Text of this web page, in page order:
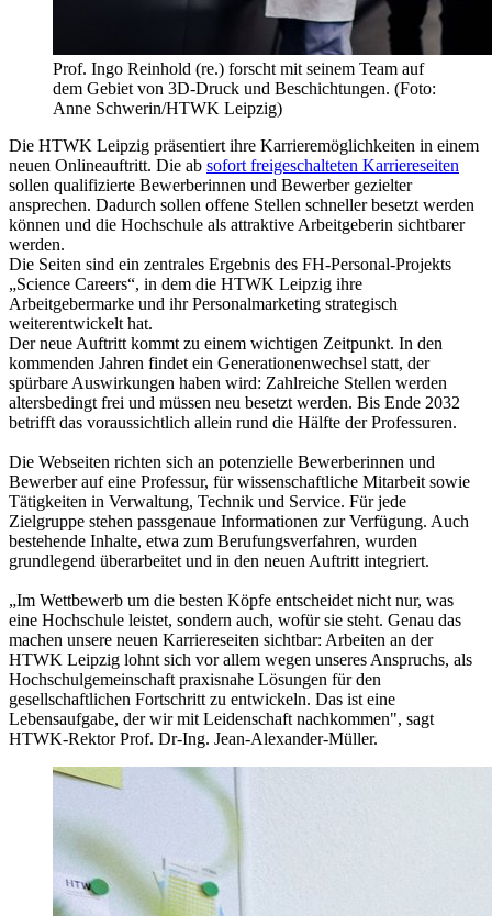
Prof. Ingo Reinhold (re.) forscht mit seinem Team auf
dem Gebiet von 3D-Druck und Beschichtungen. (Foto:
Anne Schwerin/HTWK Leipzig)
Die HTWK Leipzig präsentiert ihre Karrieremöglichkeiten in einem
neuen Onlineauftritt. Die ab sofort freigeschalteten Karriereseiten
sollen qualifizierte Bewerberinnen und Bewerber gezielter
ansprechen. Dadurch sollen offene Stellen schneller besetzt werden
können und die Hochschule als attraktive Arbeitgeberin sichtbarer
werden.
Die Seiten sind ein zentrales Ergebnis des FH-Personal-Projekts
„Science Careers“, in dem die HTWK Leipzig ihre
Arbeitgebermarke und ihr Personalmarketing strategisch
weiterentwickelt hat.
Der neue Auftritt kommt zu einem wichtigen Zeitpunkt. In den
kommenden Jahren findet ein Generationenwechsel statt, der
spürbare Auswirkungen haben wird: Zahlreiche Stellen werden
altersbedingt frei und müssen neu besetzt werden. Bis Ende 2032
betrifft das voraussichtlich allein rund die Hälfte der Professuren.
Die Webseiten richten sich an potenzielle Bewerberinnen und
Bewerber auf eine Professur, für wissenschaftliche Mitarbeit sowie
Tätigkeiten in Verwaltung, Technik und Service. Für jede
Zielgruppe stehen passgenaue Informationen zur Verfügung. Auch
bestehende Inhalte, etwa zum Berufungsverfahren, wurden
grundlegend überarbeitet und in den neuen Auftritt integriert.
„Im Wettbewerb um die besten Köpfe entscheidet nicht nur, was
eine Hochschule leistet, sondern auch, wofür sie steht. Genau das
machen unsere neuen Karriereseiten sichtbar: Arbeiten an der
HTWK Leipzig lohnt sich vor allem wegen unseres Anspruchs, als
Hochschulgemeinschaft praxisnahe Lösungen für den
gesellschaftlichen Fortschritt zu entwickeln. Das ist eine
Lebensaufgabe, der wir mit Leidenschaft nachkommen", sagt
HTWK-Rektor Prof. Dr-Ing. Jean-Alexander-Müller.